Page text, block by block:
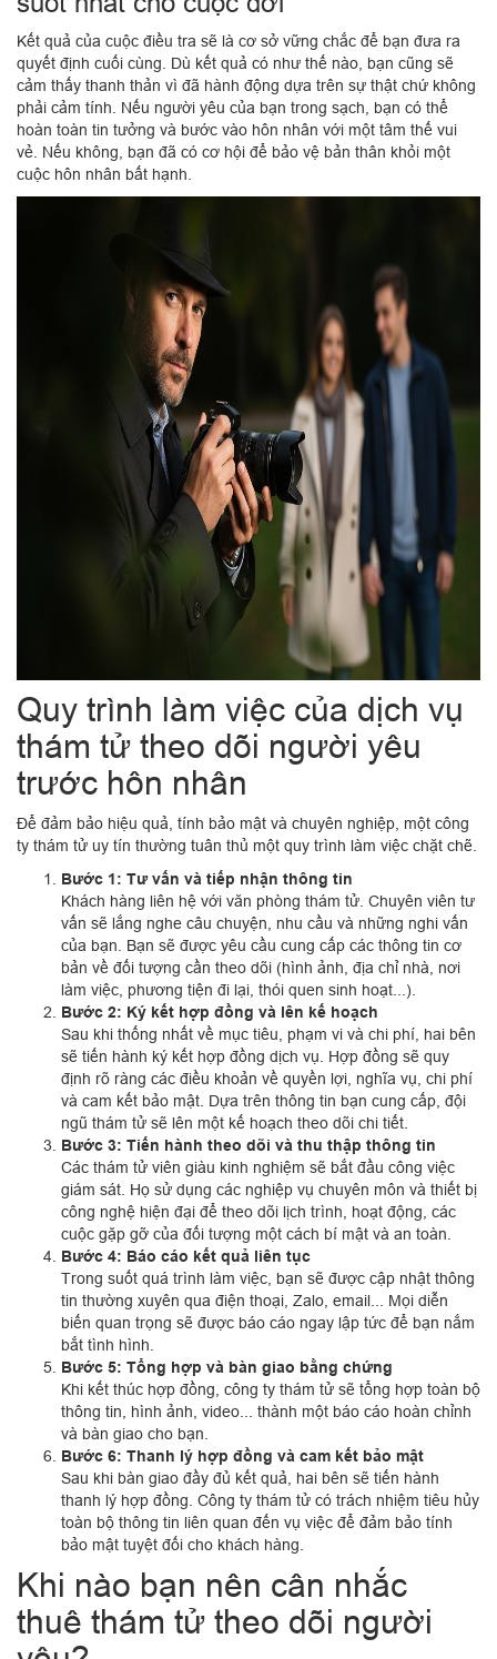
Kết quả của cuộc điều tra sẽ là cơ sở vững chắc để bạn đưa ra
quyết định cuối cùng. Dù kết quả có như thế nào, bạn cũng sẽ
cảm thấy thanh thản vì đã hành động dựa trên sự thật chứ không
phải cảm tính. Nếu người yêu của bạn trong sạch, bạn có thể
hoàn toàn tin tưởng và bước vào hôn nhân với một tâm thế vui
vẻ. Nếu không, bạn đã có cơ hội để bảo vệ bản thân khỏi một
cuộc hôn nhân bất hạnh.
Quy trình làm việc của dịch vụ
thám tử theo dõi người yêu
trước hôn nhân
Để đảm bảo hiệu quả, tính bảo mật và chuyên nghiệp, một công
ty thám tử uy tín thường tuân thủ một quy trình làm việc chặt chẽ.
Bước 1: Tư vấn và tiếp nhận thông tin
Khách hàng liên hệ với văn phòng thám tử. Chuyên viên tư
vấn sẽ lắng nghe câu chuyện, nhu cầu và những nghi vấn
của bạn. Bạn sẽ được yêu cầu cung cấp các thông tin cơ
bản về đối tượng cần theo dõi (hình ảnh, địa chỉ nhà, nơi
làm việc, phương tiện đi lại, thói quen sinh hoạt...).
Bước 2: Ký kết hợp đồng và lên kế hoạch
Sau khi thống nhất về mục tiêu, phạm vi và chi phí, hai bên
sẽ tiến hành ký kết hợp đồng dịch vụ. Hợp đồng sẽ quy
định rõ ràng các điều khoản về quyền lợi, nghĩa vụ, chi phí
và cam kết bảo mật. Dựa trên thông tin bạn cung cấp, đội
ngũ thám tử sẽ lên một kế hoạch theo dõi chi tiết.
Bước 3: Tiến hành theo dõi và thu thập thông tin
Các thám tử viên giàu kinh nghiệm sẽ bắt đầu công việc
giám sát. Họ sử dụng các nghiệp vụ chuyên môn và thiết bị
công nghệ hiện đại để theo dõi lịch trình, hoạt động, các
cuộc gặp gỡ của đối tượng một cách bí mật và an toàn.
Bước 4: Báo cáo kết quả liên tục
Trong suốt quá trình làm việc, bạn sẽ được cập nhật thông
tin thường xuyên qua điện thoại, Zalo, email... Mọi diễn
biến quan trọng sẽ được báo cáo ngay lập tức để bạn nắm
bắt tình hình.
Bước 5: Tổng hợp và bàn giao bằng chứng
Khi kết thúc hợp đồng, công ty thám tử sẽ tổng hợp toàn bộ
thông tin, hình ảnh, video... thành một báo cáo hoàn chỉnh
và bàn giao cho bạn.
Bước 6: Thanh lý hợp đồng và cam kết bảo mật
Sau khi bàn giao đầy đủ kết quả, hai bên sẽ tiến hành
thanh lý hợp đồng. Công ty thám tử có trách nhiệm tiêu hủy
toàn bộ thông tin liên quan đến vụ việc để đảm bảo tính
bảo mật tuyệt đối cho khách hàng.
Khi nào bạn nên cân nhắc
thuê thám tử theo dõi người